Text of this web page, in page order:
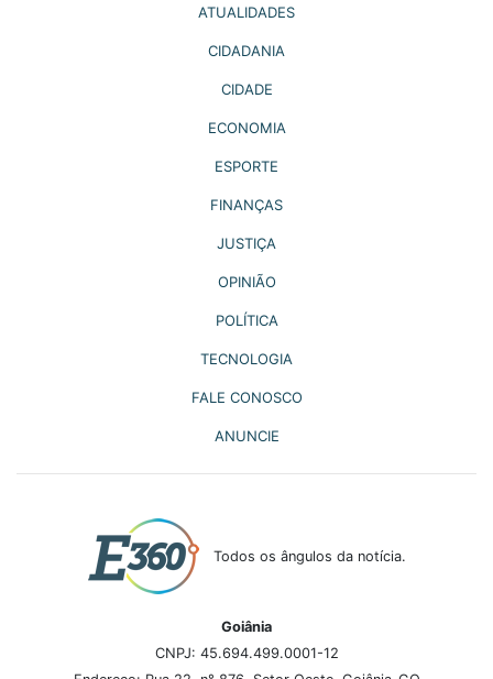
ATUALIDADES
CIDADANIA
CIDADE
ECONOMIA
ESPORTE
FINANÇAS
JUSTIÇA
OPINIÃO
POLÍTICA
TECNOLOGIA
FALE CONOSCO
ANUNCIE
Todos os ângulos da notícia.
Goiânia
CNPJ: 45.694.499.0001-12